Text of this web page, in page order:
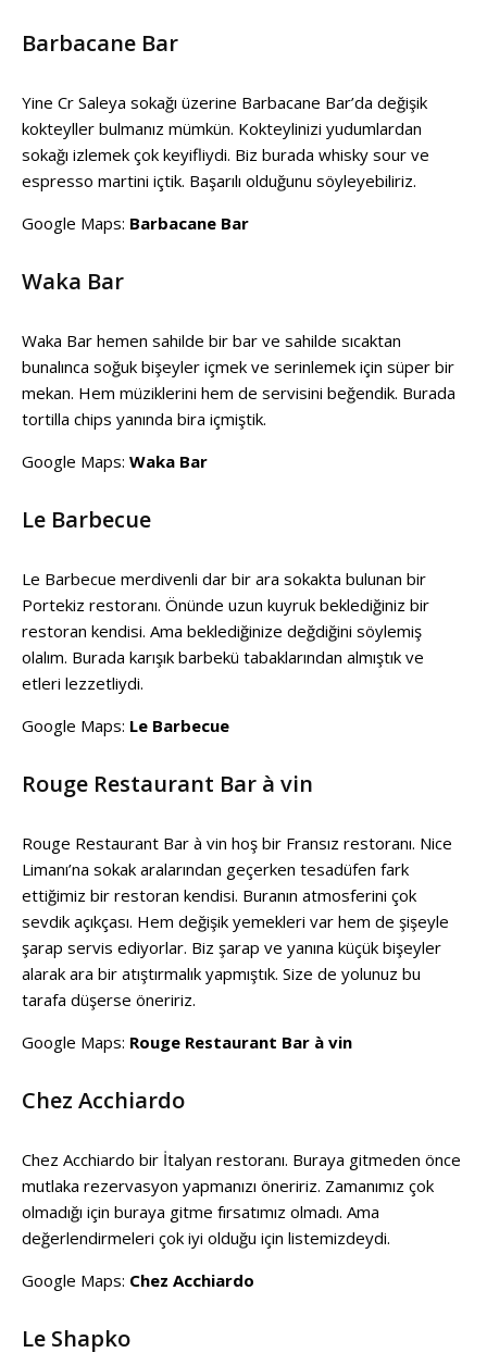
Barbacane Bar
Yine Cr Saleya sokağı üzerine Barbacane Bar’da değişik
kokteyller bulmanız mümkün. Kokteylinizi yudumlardan
sokağı izlemek çok keyifliydi. Biz burada whisky sour ve
espresso martini içtik. Başarılı olduğunu söyleyebiliriz.
Google Maps: Barbacane Bar
Waka Bar
Waka Bar hemen sahilde bir bar ve sahilde sıcaktan
bunalınca soğuk bişeyler içmek ve serinlemek için süper bir
mekan. Hem müziklerini hem de servisini beğendik. Burada
tortilla chips yanında bira içmiştik.
Google Maps: Waka Bar
Le Barbecue
Le Barbecue merdivenli dar bir ara sokakta bulunan bir
Portekiz restoranı. Önünde uzun kuyruk beklediğiniz bir
restoran kendisi. Ama beklediğinize değdiğini söylemiş
olalım. Burada karışık barbekü tabaklarından almıştık ve
etleri lezzetliydi.
Google Maps: Le Barbecue
Rouge Restaurant Bar à vin
Rouge Restaurant Bar à vin hoş bir Fransız restoranı. Nice
Limanı’na sokak aralarından geçerken tesadüfen fark
ettiğimiz bir restoran kendisi. Buranın atmosferini çok
sevdik açıkçası. Hem değişik yemekleri var hem de şişeyle
şarap servis ediyorlar. Biz şarap ve yanına küçük bişeyler
alarak ara bir atıştırmalık yapmıştık. Size de yolunuz bu
tarafa düşerse öneririz.
Google Maps: Rouge Restaurant Bar à vin
Chez Acchiardo
Chez Acchiardo bir İtalyan restoranı. Buraya gitmeden önce
mutlaka rezervasyon yapmanızı öneririz. Zamanımız çok
olmadığı için buraya gitme fırsatımız olmadı. Ama
değerlendirmeleri çok iyi olduğu için listemizdeydi.
Google Maps: Chez Acchiardo
Le Shapko